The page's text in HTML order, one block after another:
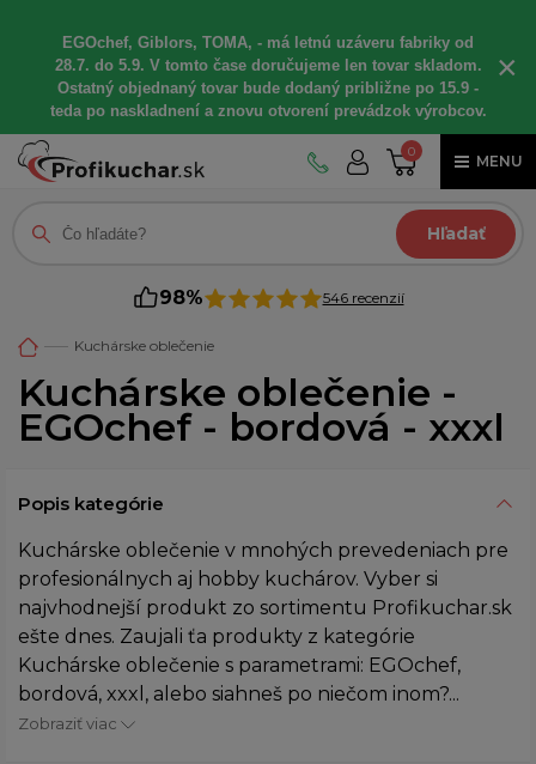
EGOchef, Giblors, TOMA, - má letnú uzáveru fabriky od
28.7. do 5.9. V tomto čase doručujeme len tovar skladom.
Ostatný objednaný tovar bude dodaný približne po 15.9 -
teda po naskladnení a znovu otvorení prevádzok výrobcov.
×
0
MENU
Hľadať
98% 546 recenzií
Kuchárske oblečenie
Kuchárske oblečenie -
EGOchef - bordová - xxxl
Popis kategórie
Kuchárske oblečenie v mnohých prevedeniach pre
profesionálnych aj hobby kuchárov. Vyber si
najvhodnejší produkt zo sortimentu Profikuchar.sk
ešte dnes. Zaujali ťa produkty z kategórie
Kuchárske oblečenie s parametrami: EGOchef,
bordová, xxxl, alebo siahneš po niečom inom?...
Zobraziť viac